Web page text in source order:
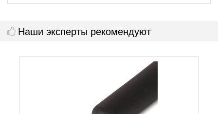
Наши эксперты рекомендуют